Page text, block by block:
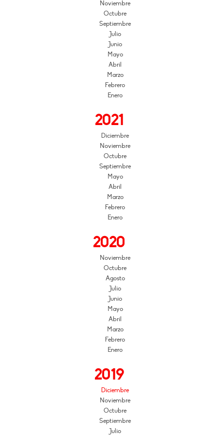
Noviembre
Octubre
Septiembre
Julio
Junio
Mayo
Abril
Marzo
Febrero
Enero
2021
Diciembre
Noviembre
Octubre
Septiembre
Mayo
Abril
Marzo
Febrero
Enero
2020
Noviembre
Octubre
Agosto
Julio
Junio
Mayo
Abril
Marzo
Febrero
Enero
2019
Diciembre
Noviembre
Octubre
Septiembre
Julio